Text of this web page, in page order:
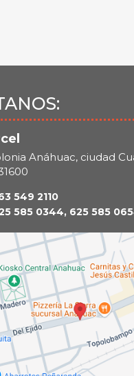
Anáhuac, ciudad
549 2110
585 0344, 625 585